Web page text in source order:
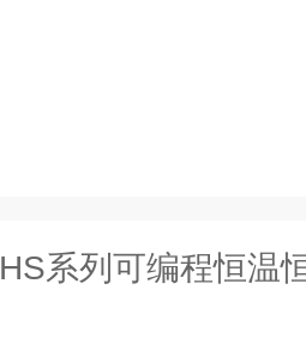
HS系列可编程恒温